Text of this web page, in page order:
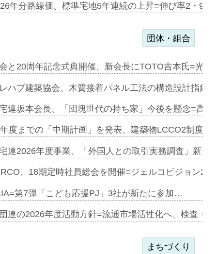
コリビング…
年分路線価、標準宅地5年連続の上昇=伸び率2・
を提案=P…
ンビ…
加=リンナ…
見込む=…
開始=三協…
団体・組合
と20周年記念式典開催、新会長にTOTO吉本氏=光
ハブ建築協会、木質接着パネル工法の構造設計指針
連坂本会長、「団塊世代の持ち家」今後を懸念=高
度までの「中期計画」を発表、建築物LCCO2制度
連2026年度事業、「外国人との取引実務調査」新規
、18期定時社員総会を開催=ジェルコビジョン
第7弾「こども応援PJ」3社が新たに参加…
連の2026年度活動方針=流通市場活性化へ、検査・
まちづくり